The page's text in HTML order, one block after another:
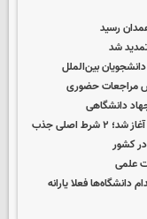
رسید
شد
بین‌الملل
مراجعات حضوری
دانشگاهی
اصلی جذب
علمی
دانشگاه‌ها فعلا یارانه